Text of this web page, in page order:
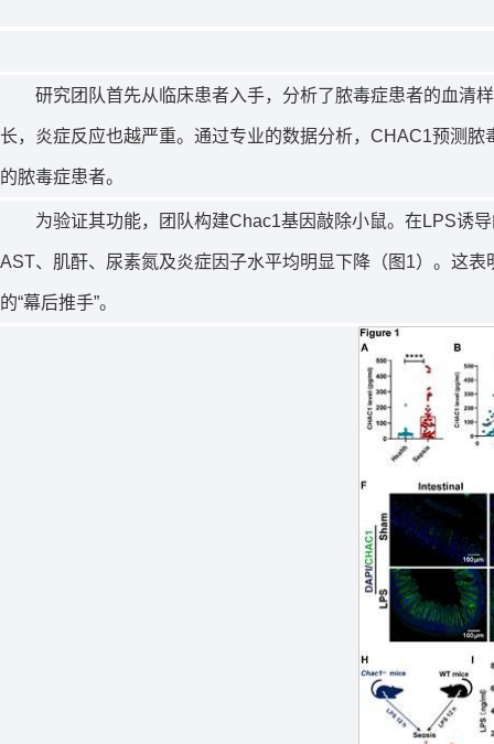
研究团队首先从临床患者入手，分析了脓毒症患者的血清
长，炎症反应也越严重。通过专业的数据分析，CHAC1预测
的脓毒症患者。
为验证其功能，团队构建Chac1基因敲除小鼠。在LPS诱
AST、肌酐、尿素氮及炎症因子水平均明显下降（图1）。这
的“幕后推手”。